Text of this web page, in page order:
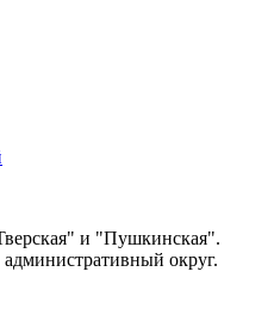
и "Пушкинская".
округ.